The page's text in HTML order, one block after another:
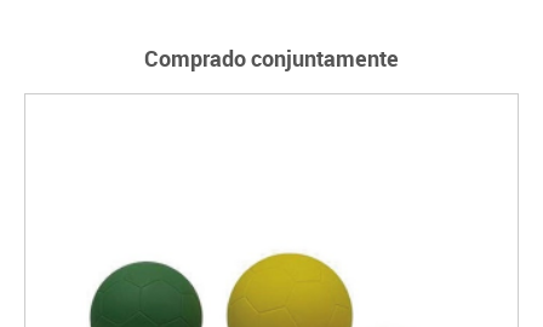
Comprado conjuntamente